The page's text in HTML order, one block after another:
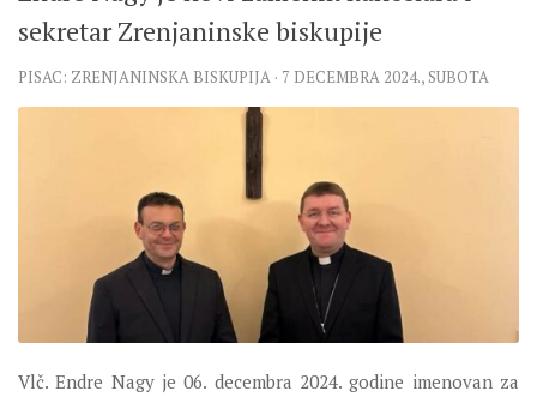
BISKUPSKI ORDINARIJAT
ISTORIJAT
CRKVENE INSTITUCIJE
IN MEMORIAM
SEVERNI DEKANAT
SREDNJI DEKANAT
JUŽNI DEKANAT
sekretar Zrenjaninske biskupije
PISAC: ZRENJANINSKA BISKUPIJA · 7 DECEMBRA 2024., SUBOTA
Vlč. Endre Nagy je 06. decembra 2024. godine imenovan za